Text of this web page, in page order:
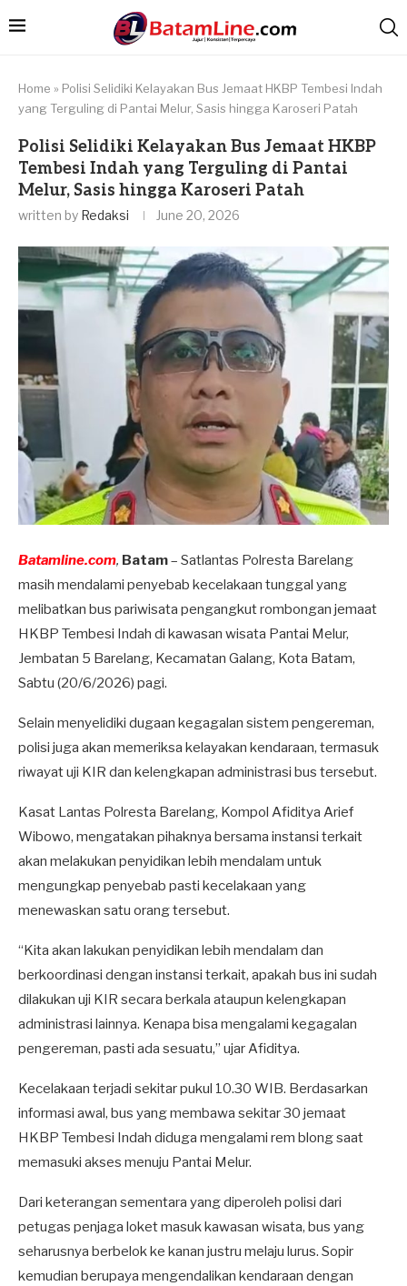
Home » Polisi Selidiki Kelayakan Bus Jemaat HKBP Tembesi Indah
yang Terguling di Pantai Melur, Sasis hingga Karoseri Patah
Polisi Selidiki Kelayakan Bus Jemaat HKBP
Tembesi Indah yang Terguling di Pantai
Melur, Sasis hingga Karoseri Patah
written by Redaksi June 20, 2026
Batamline.com, Batam– Satlantas Polresta Barelang
masih mendalami penyebab kecelakaan tunggal yang
melibatkan bus pariwisata pengangkut rombongan jemaat
HKBP Tembesi Indah di kawasan wisata Pantai Melur,
Jembatan 5 Barelang, Kecamatan Galang, Kota Batam,
Sabtu (20/6/2026) pagi.
Selain menyelidiki dugaan kegagalan sistem pengereman,
polisi juga akan memeriksa kelayakan kendaraan, termasuk
riwayat uji KIR dan kelengkapan administrasi bus tersebut.
Kasat Lantas Polresta Barelang, Kompol Afiditya Arief
Wibowo, mengatakan pihaknya bersama instansi terkait
akan melakukan penyidikan lebih mendalam untuk
mengungkap penyebab pasti kecelakaan yang
menewaskan satu orang tersebut.
“Kita akan lakukan penyidikan lebih mendalam dan
berkoordinasi dengan instansi terkait, apakah bus ini sudah
dilakukan uji KIR secara berkala ataupun kelengkapan
administrasi lainnya. Kenapa bisa mengalami kegagalan
pengereman, pasti ada sesuatu,” ujar Afiditya.
Kecelakaan terjadi sekitar pukul 10.30 WIB. Berdasarkan
informasi awal, bus yang membawa sekitar 30 jemaat
HKBP Tembesi Indah diduga mengalami rem blong saat
memasuki akses menuju Pantai Melur.
Dari keterangan sementara yang diperoleh polisi dari
petugas penjaga loket masuk kawasan wisata, bus yang
seharusnya berbelok ke kanan justru melaju lurus. Sopir
kemudian berupaya mengendalikan kendaraan dengan